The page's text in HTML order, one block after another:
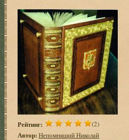
Рейтинг: (2)
Автор: Непомнящий Николай